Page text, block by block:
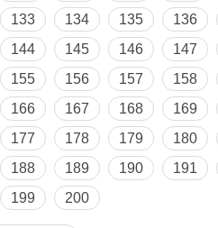
133 134 135 136
144 145 146 147
155 156 157 158
166 167 168 169
177 178 179 180
188 189 190 191
199 200